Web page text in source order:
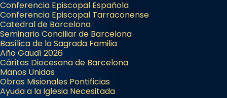
Conferencia Episcopal Española
Conferencia Episcopal Tarraconense
Catedral de Barcelona
Seminario Conciliar de Barcelona
Basílica de la Sagrada Familia
Año Gaudí 2026
Cáritas Diocesana de Barcelona
Manos Unidas
Obras Misionales Pontificias
Ayuda a la Iglesia Necesitada